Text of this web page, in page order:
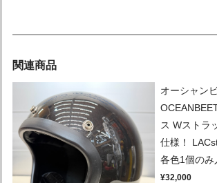
関連商品
オーシャン
ス Wストラ
仕様！
各色1個のみ
¥32,000